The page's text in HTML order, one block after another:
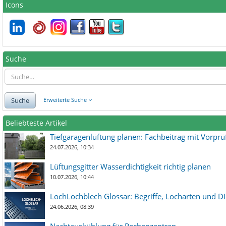
Icons
Suche
Suche Erweiterte Suche
Beliebteste Artikel
Tiefgaragenlüftung planen: Fachbeitrag mit
24.07.2026, 10:34
Lüftungsgitter Wasserdichtigkeit richtig planen
10.07.2026, 10:44
LochLochblech Glossar: Begriffe, Locharten und
24.06.2026, 08:39